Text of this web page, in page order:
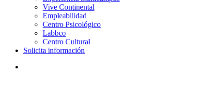
Vive Continental
Empleabilidad
Centro Psicológico
Labbco
Centro Cultural
Solicita información